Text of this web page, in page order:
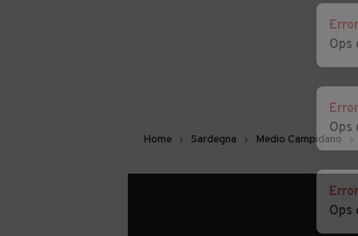
Home Sardegna Medio Campidano
Error
Ops
Error
Ops
Error
Ops